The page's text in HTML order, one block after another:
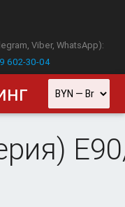
Viber, WhatsApp):
602-30-04